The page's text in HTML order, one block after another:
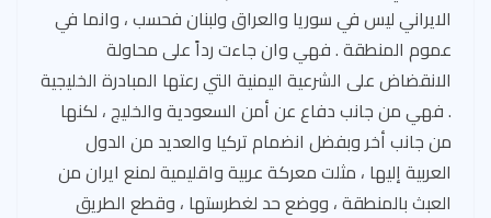
الايراني ليس في سوريا والعراق ولبنان فحسب ، وانما في
عموم المنطقة . فهي وان جاءت رداً على محاولة
الانقضاض على الشرعية اليمنية التي رعتها المبادرة الخليجية
. فهي من جانب دفاع عن أمن السعودية والخليج ، لكنها
من جانب أخر وبفضل انضمام تركيا والعديد من الدول
العربية إليها ، مثلت معركة عربية واقليمية لمنع ايران من
العبث بالمنطقة ، ووضع حد لغطرستها ، وقطع الطريق